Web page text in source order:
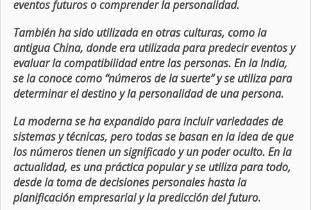
eventos futuros o comprender la personalidad.
También ha sido utilizada en otras culturas, como la
antigua China, donde era utilizada para predecir eventos y
evaluar la compatibilidad entre las personas. En la India,
se la conoce como “números de la suerte” y se utiliza para
determinar el destino y la personalidad de una persona.
La moderna se ha expandido para incluir variedades de
sistemas y técnicas, pero todas se basan en la idea de que
los números tienen un significado y un poder oculto. En la
actualidad, es una práctica popular y se utiliza para todo,
desde la toma de decisiones personales hasta la
planificación empresarial y la predicción del futuro.